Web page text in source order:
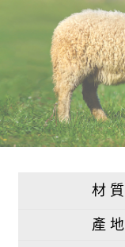
材 質
產 地